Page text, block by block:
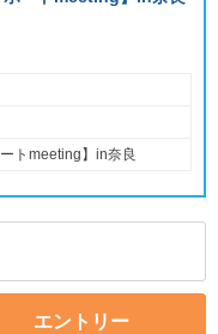
トmeeting】in奈良
エントリー